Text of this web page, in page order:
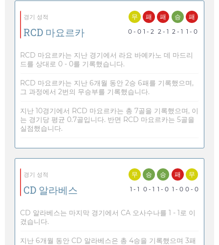
경기 성적
RCD 마요르카
무
0 - 0
패
1 - 2
패
2 - 1
승
2 - 1
패
1 - 0
RCD 마요르카는 지난 경기에서 라요 바예카노 데 마드리
드를 상대로 0 - 0를 기록했습니다.
RCD 마요르카는 지난 6개월 동안 2승 6패를 기록했으며,
그 과정에서 2번의 무승부를 기록했습니다.
지난 10경기에서 RCD 마요르카는 총 7골을 기록했으며, 이
는 경기당 평균 0.7골입니다. 반면 RCD 마요르카는 5골을
실점했습니다.
경기 성적
CD 알라베스
무
1 - 1
승
0 - 1
승
1 - 0
패
1 - 0
무
0 - 0
CD 알라베스는 마지막 경기에서 CA 오사수나를 1 - 1로 이
겼습니다.
지난 6개월 동안 CD 알라베스은 총 4승을 기록했으며 3패